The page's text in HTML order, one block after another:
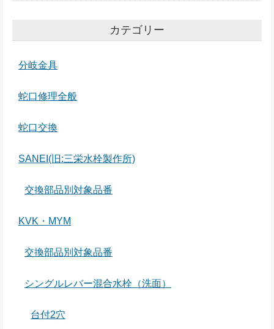
カテゴリー
分岐金具
蛇口修理全般
蛇口交換
SANEI(旧:三栄水栓製作所)
交換部品別対象品番
KVK・MYM
交換部品別対象品番
シングルレバー混合水栓（洗面）
台付2穴